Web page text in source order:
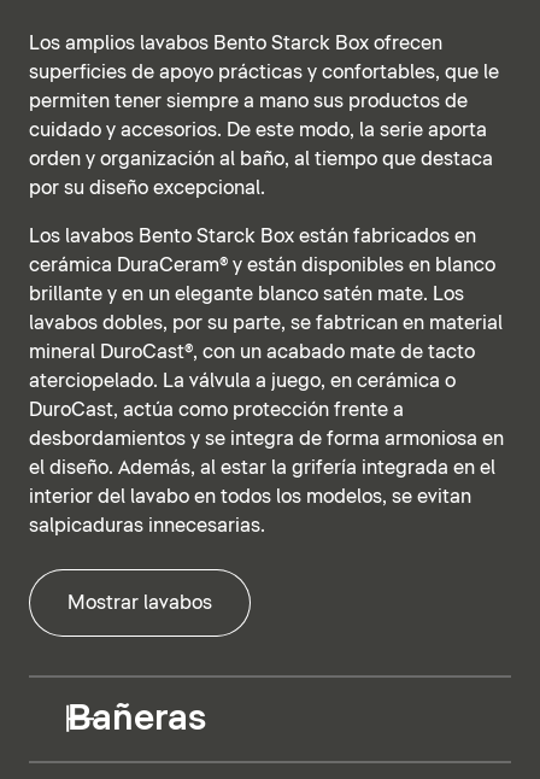
Los amplios lavabos Bento Starck Box ofrecen
superficies de apoyo prácticas y confortables, que le
permiten tener siempre a mano sus productos de
cuidado y accesorios. De este modo, la serie aporta
orden y organización al baño, al tiempo que destaca
por su diseño excepcional.
Los lavabos Bento Starck Box están fabricados en
cerámica DuraCeram® y están disponibles en blanco
brillante y en un elegante blanco satén mate. Los
lavabos dobles, por su parte, se fabtrican en material
mineral DuroCast®, con un acabado mate de tacto
aterciopelado. La válvula a juego, en cerámica o
DuroCast, actúa como protección frente a
desbordamientos y se integra de forma armoniosa en
el diseño. Además, al estar la grifería integrada en el
interior del lavabo en todos los modelos, se evitan
salpicaduras innecesarias.
Mostrar lavabos
Bañeras